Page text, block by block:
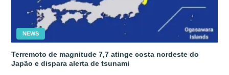
NEWS
Terremoto de magnitude 7,7 atinge costa nordeste do
Japão e dispara alerta de tsunami